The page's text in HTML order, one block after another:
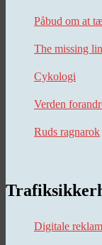
Påbud om at
The missing
Cykologi
Verden
Ruds ragnarok
Digitale